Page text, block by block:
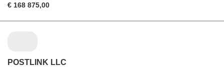
€ 168 875,00
POSTLINK LLC